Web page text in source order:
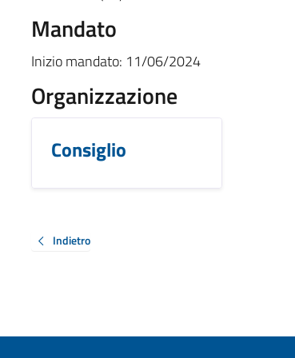
Mandato
Inizio mandato: 11/06/2024
Organizzazione
Consiglio
Indietro